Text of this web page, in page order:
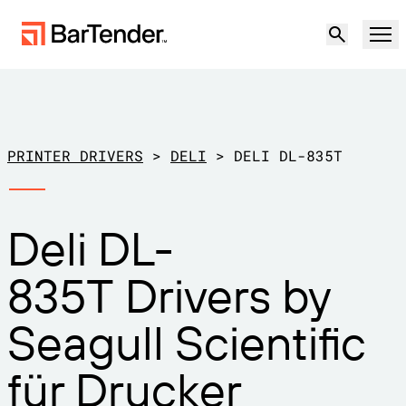
BarTender-Etikettierung
ETIKETTIERFUNKTIONEN
Gestalten
Lösungen
NACH ANWENDUNGSFALL
Produktion
Einzelhandel
Transport und Logistik
Druckertreiber herunterladen
Support-Pläne
Partner
Partner werden
Support
Support-Center
Kostenlos
PRINTER DRIVERS > DELI > DELI DL-835T
Deli DL-
835T Drivers by
Seagull Scientific
für Drucker